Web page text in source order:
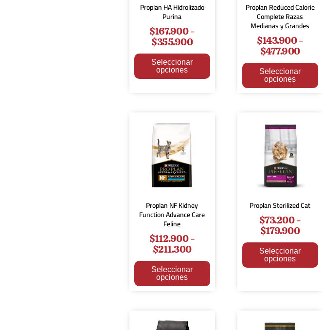
Proplan HA Hidrolizado
Purina
$167.900-
$355.900
Seleccionar
opciones
Proplan Reduced Calorie
Complete Razas
Medianas y Grandes
$143.900-
$477.900
Seleccionar
opciones
Proplan NF Kidney
Function Advance Care
Feline
$112.900-
$211.300
Seleccionar
opciones
Proplan Sterilized Cat
$73.200-
$179.900
Seleccionar
opciones